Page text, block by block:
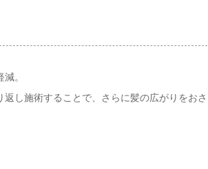
。
し施術することで、さらに髪の広がりをおさ